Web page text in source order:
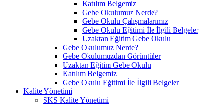
Katılım Belgemiz
Gebe Okulumuz Nerde?
Gebe Okulu Çalışmalarımız
Gebe Okulu Eğitimi İle İlgili Belgeler
Uzaktan Eğitim Gebe Okulu
Gebe Okulumuz Nerde?
Gebe Okulumuzdan Görüntüler
Uzaktan Eğitim Gebe Okulu
Katılım Belgemiz
Gebe Okulu Eğitimi İle İlgili Belgeler
Kalite Yönetimi
SKS Kalite Yönetimi